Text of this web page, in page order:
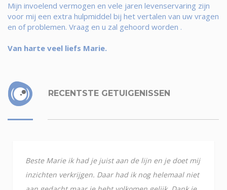
Mijn invoelend vermogen en vele jaren levenservaring zijn
voor mij een extra hulpmiddel bij het vertalen van uw vragen
en of problemen. Vraag en u zal gehoord worden .
Van harte veel liefs Marie.
RECENTSTE GETUIGENISSEN
Beste Marie ik had je juist aan de lijn en je doet mij
inzichten verkrijgen. Daar had ik nog helemaal niet